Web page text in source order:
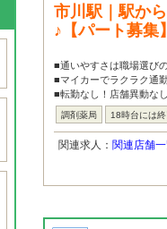
市川駅｜駅か
♪【パート募集】
■通いやすさは職場選び
■マイカーでラクラク通勤
■転勤なし！店舗異動な
調剤薬局 18時台には終
関連求人： 関連店舗